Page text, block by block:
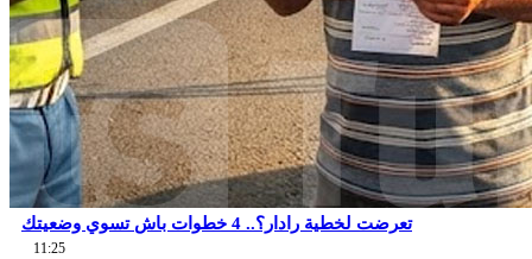
تعرضت لخطية رادار؟.. 4 خطوات باش تسوي وضعيتك
11:25